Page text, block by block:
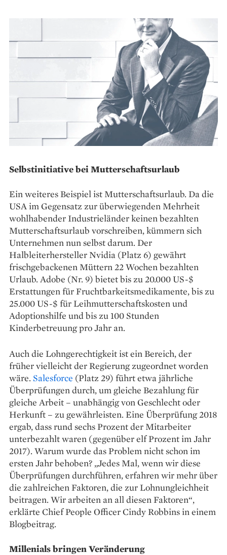
Selbstinitiative bei Mutterschaftsurlaub
Ein weiteres Beispiel ist Mutterschafts­urlaub. Da die
USA im Gegensatz zur überwiegenden Mehrheit
wohlhabender Industrieländer keinen bezahlten
Mutterschaftsurlaub vorschreiben, kümmern sich
Unternehmen nun selbst darum. Der
Halbleiterhersteller Nvidia (Platz 6) gewährt
frischgebackenen Müttern 22 Wochen bezahlten
Urlaub. Adobe (Nr. 9) bietet bis zu 20.000 US-$
Erstattungen für Fruchtbarkeits­medikamente, bis zu
25.000 US-$ für Leihmutterschaftskosten und
Adoptionshilfe und bis zu 100 Stunden
Kinderbetreuung pro Jahr an.
Auch die Lohngerechtigkeit ist ein ­Bereich, der
früher vielleicht der Regierung ­zugeordnet worden
wäre. Salesforce (Platz 29) führt etwa jährliche
Überprüfungen durch, um gleiche ­Bezahlung für
gleiche Arbeit – unabhängig von Geschlecht oder
Herkunft – zu gewährleisten. Eine Überprüfung 2018
ergab, dass rund sechs Prozent der Mitarbeiter
unterbezahlt waren (gegenüber elf Prozent im Jahr
2017). Warum wurde das Problem nicht schon im
ersten Jahr ­behoben? „Jedes Mal, wenn wir diese
Überprüfungen ­durchführen, erfahren wir mehr über
die zahlreichen Faktoren, die zur Lohnungleichheit
beitragen. Wir arbeiten an all diesen Faktoren“,
erklärte Chief People Officer Cindy Robbins in einem
Blogbeitrag.
Millenials bringen Veränderung